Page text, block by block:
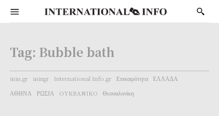
Tag: Bubble bath
inin.gr iningr International Info.gr Επικαιρότητα
ΕΛΛΑΔΑ
ΑΘΗΝΑ
ΡΩΣΙΑ OYKRANIKO Θεσσαλονίκη